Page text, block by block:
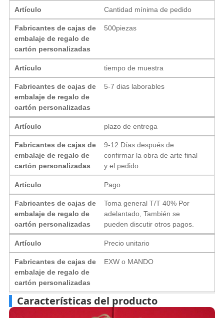
Artículo Cantidad mínima de pedido
Fabricantes de cajas de
embalaje de regalo de
cartón personalizadas
500piezas
Artículo tiempo de muestra
Fabricantes de cajas de
embalaje de regalo de
cartón personalizadas
5-7 dias laborables
Artículo plazo de entrega
Fabricantes de cajas de
embalaje de regalo de
cartón personalizadas
9-12 Días después de
confirmar la obra de arte final
y el pedido.
Artículo Pago
Fabricantes de cajas de
embalaje de regalo de
cartón personalizadas
Toma general T/T 40% Por
adelantado, También se
pueden discutir otros pagos.
Artículo Precio unitario
Fabricantes de cajas de
embalaje de regalo de
cartón personalizadas
EXW o MANDO
Características del producto